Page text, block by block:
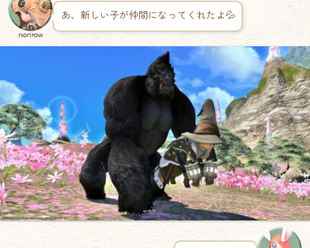
norirow
あ、新しい子が仲間になってくれたよ💦